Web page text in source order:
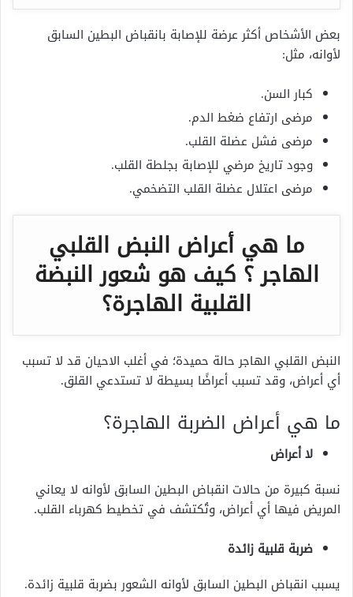
بعض الأشخاص أكثر عرضة للإصابة بانقباض البطين السابق
لأوانه، مثل:
كبار السن.
مرضى ارتفاع ضغط الدم.
مرضى فشل عضلة القلب.
وجود تاريخ مرضي للإصابة بجلطة القلب.
مرضى اعتلال عضلة القلب التضخمي.
ما هي أعراض النبض القلبي
الهاجر ؟ كيف هو شعور النبضة
القلبية الهاجرة؟
النبض القلبي الهاجر حالة حميدة؛ في أغلب الاحيان قد لا تسبب
أي أعراض، وقد تسبب أعراضًا بسيطة لا تستدعي القلق.
ما هي أعراض الضربة الهاجرة؟
لا أعراض
نسبة كبيرة من حالات انقباض البطين السابق لأوانه لا يعاني
المريض فيها أي أعراض، وتُكتشف في تخطيط كهرباء القلب.
ضربة قلبية زائدة
يسبب انقباض البطين السابق لأوانه الشعور بضربة قلبية زائدة.